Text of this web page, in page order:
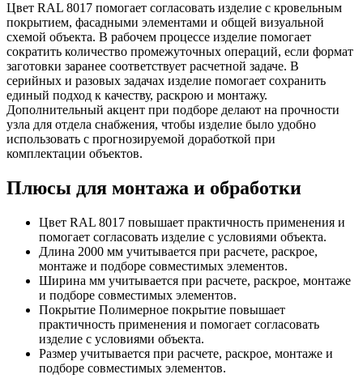
Цвет RAL 8017 помогает согласовать изделие с кровельным
покрытием, фасадными элементами и общей визуальной
схемой объекта. В рабочем процессе изделие помогает
сократить количество промежуточных операций, если формат
заготовки заранее соответствует расчетной задаче. В
серийных и разовых задачах изделие помогает сохранить
единый подход к качеству, раскрою и монтажу.
Дополнительный акцент при подборе делают на прочности
узла для отдела снабжения, чтобы изделие было удобно
использовать с прогнозируемой доработкой при
комплектации объектов.
Плюсы для монтажа и обработки
Цвет RAL 8017 повышает практичность применения и
помогает согласовать изделие с условиями объекта.
Длина 2000 мм учитывается при расчете, раскрое,
монтаже и подборе совместимых элементов.
Ширина мм учитывается при расчете, раскрое, монтаже
и подборе совместимых элементов.
Покрытие Полимерное покрытие повышает
практичность применения и помогает согласовать
изделие с условиями объекта.
Размер учитывается при расчете, раскрое, монтаже и
подборе совместимых элементов.